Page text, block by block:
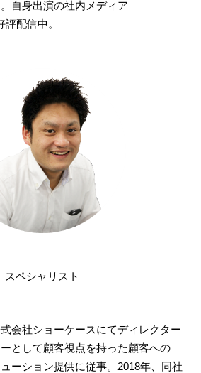
自身出演の社内メディア
評配信中。
ペシャリスト
会社ショーケースにてディレクター
として顧客視点を持った顧客への
ーション提供に従事。2018年、同社